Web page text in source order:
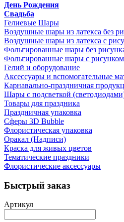
День Рождения
Свадьба
Гелиевые Шары
Воздушные шары из латекса без
Воздушные шары из латекса с
Фольгированные шары без
Фольгированные шары с рисунком
Гелий и оборудование
Аксессуары и вспомогательные
Карнавально-праздничная
Шары с подсветкой
Товары для праздника
Праздничная упаковка
Сферы 3D Bubble
Флористическая упаковка
Оракал (Надписи)
Краска для живых цветов
Тематические праздники
Флористические аксессуары
Быстрый заказ
Артикул